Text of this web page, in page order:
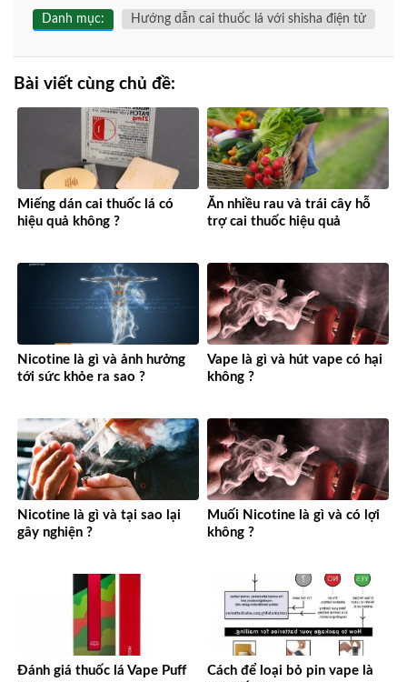
Danh mục: Hướng dẫn cai thuốc lá với shisha điện tử
Bài viết cùng chủ đề:
Miếng dán cai thuốc lá có
hiệu quả không ?
Ăn nhiều rau và trái cây hỗ
trợ cai thuốc hiệu quả
Nicotine là gì và ảnh hưởng
tới sức khỏe ra sao ?
Vape là gì và hút vape có hại
không ?
Nicotine là gì và tại sao lại
gây nghiện ?
Muối Nicotine là gì và có lợi
không ?
Đánh giá thuốc lá Vape Puff
Cách để loại bỏ pin vape là